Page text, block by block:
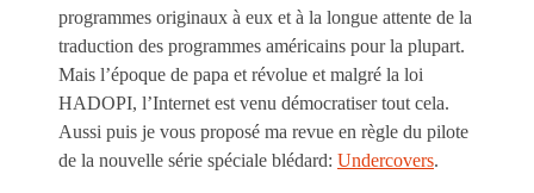
programmes originaux à eux et à la longue attente de la
traduction des programmes américains pour la plupart.
Mais l’époque de papa et révolue et malgré la loi
HADOPI, l’Internet est venu démocratiser tout cela.
Aussi puis je vous proposé ma revue en règle du pilote
de la nouvelle série spéciale blédard: Undercovers.